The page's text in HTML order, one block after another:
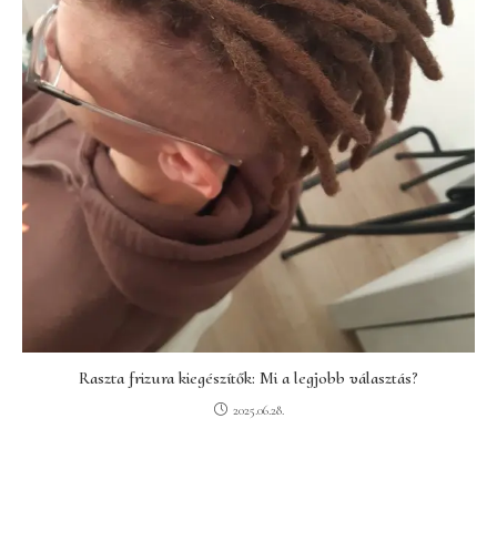
Raszta frizura kiegészítők: Mi a legjobb választás?
2025.06.28.